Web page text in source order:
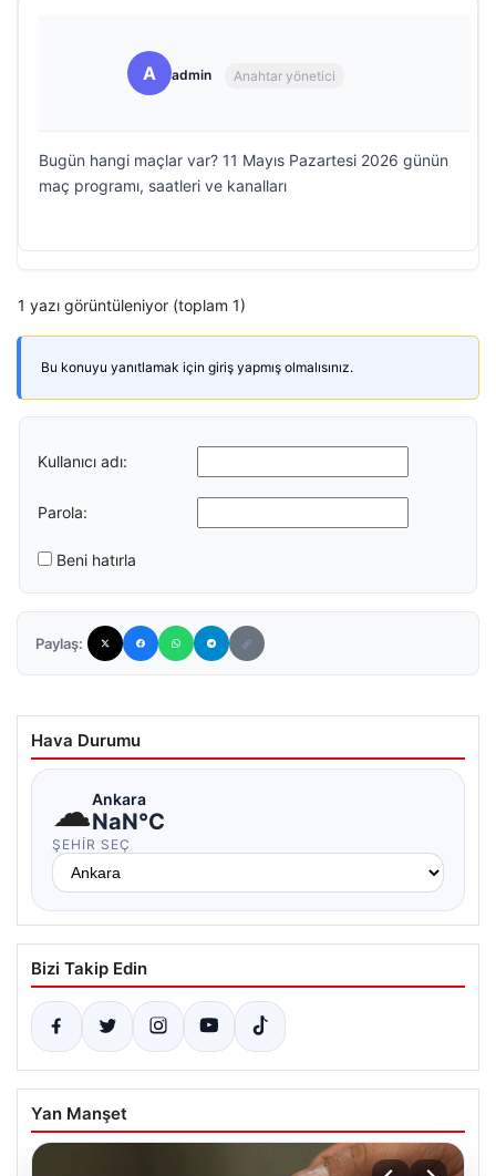
A admin Anahtar yönetici
Bugün hangi maçlar var? 11 Mayıs Pazartesi 2026 günün
maç programı, saatleri ve kanalları
1 yazı görüntüleniyor (toplam 1)
Bu konuyu yanıtlamak için giriş yapmış olmalısınız.
Kullanıcı adı:
Parola:
Beni hatırla
Paylaş:
Hava Durumu
☁Ankara
NaN°C
ŞEHIR SEÇ
Bizi Takip Edin
Yan Manşet